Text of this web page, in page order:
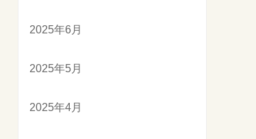
2025年6月
2025年5月
2025年4月